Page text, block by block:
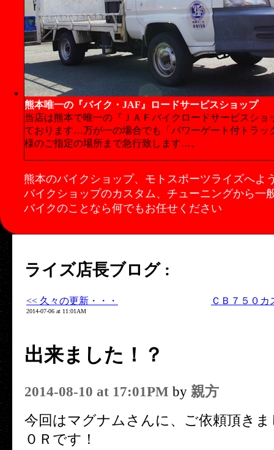
熊本唯一の『バイク・JAF』ロードサービスショップ
当店は熊本で唯一の『ＪＡＦバイクロードサービスショ
ております…万が一の場合でも「パワーゲート付トラッ
様のご指定の場所まで急行致します…。
熊本のバイクショップ、モトスポーツライズへよ
バイクショップのカスタム、チューニングから一
バイクのことなら何でもお任せください
ライズ店長ブログ :
<< 久々の更新・・・
2014-07-06 at 11:01AM
ＣＢ７５０
出来ました！？
2014-08-10 at 17:01PM by 親方
今回はマグナムさんに、ご依頼頂き
０Ｒです！